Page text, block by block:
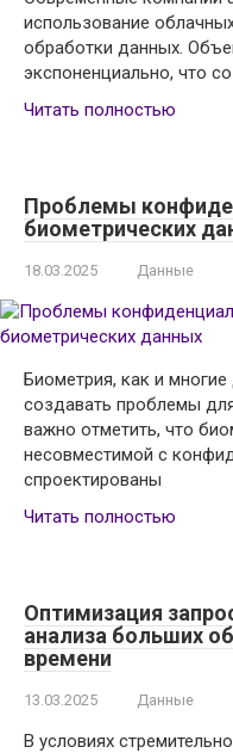
использование
обработки данных.
экспоненциально, что
Читать полностью
Проблемы
биометрических
18.03.2025 Данные
Биометрия, как и
создавать проблемы
важно отметить, что
несовместимой с
спроектированы
Читать полностью
Оптимизация
анализа больших
времени
13.03.2025 Данные
В условиях